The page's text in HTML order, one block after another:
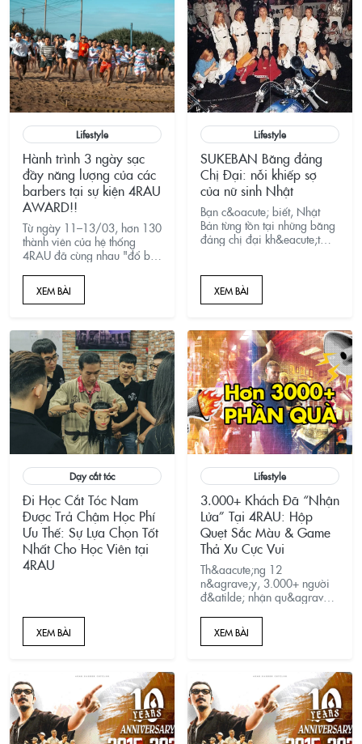
đủ.
Lifestyle
Hành trình 3 ngày sạc
đầy năng lượng của các
barbers tại sự kiện 4RAU
AWARD!!
Từ ngày 11–13/03, hơn 130
thành viên của hệ thống
4RAU đã cùng nhau "đổ bộ"
trải nghiệm chuyến đi team
building "có 1-0-2" – nơi áp
lực công việc được thay
XEM BÀI
Lifestyle
SUKEBAN Băng đảng
Chị Đại: nỗi khiếp sợ
của nữ sinh Nhật
Bạn c&oacute; biết, Nhật
Bản từng tồn tại những băng
đảng chị đại kh&eacute;t
c&aacute;c Yakuza?
XEM BÀI
Dạy cắt tóc
Đi Học Cắt Tóc Nam
Được Trả Chậm Học Phí
Ưu Thế: Sự Lựa Chọn Tốt
Nhất Cho Học Viên tại
4RAU
XEM BÀI
Lifestyle
3.000+ Khách Đã “Nhận
Lửa” Tại 4RAU: Hộp
Quẹt Sắc Màu & Game
Thả Xu Cực Vui
Th&aacute;ng 12
n&agrave;y, 3.000+ người
đ&atilde; nhận qu&agrave;
th&igrave; sao? Gh&eacute;
4RAU BARBER CUTCLUB, thả
may mắn v&agrave; sẵn
s&agrave;ng cho
m&ugrave;a lễ hội rực rỡ.
Đặt lịch ngay tr&ecirc;n
4RAU.vn!
XEM BÀI